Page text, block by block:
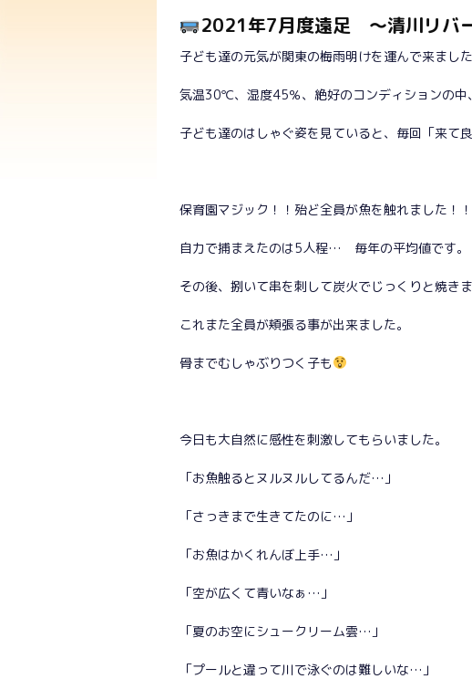
2021年7月度遠足 ～清川リバ
子ども達の元気が関東の梅雨明けを運んで来まし
気温30℃、湿度45％、絶好のコンディションの中
子ども達のはしゃぐ姿を見ていると、毎回「来て
保育園マジック！！殆ど全員が魚を触れました！！
自力で捕まえたのは5人程… 毎年の平均値です。
その後、捌いて串を刺して炭火でじっくりと焼き
これまた全員が頬張る事が出来ました。
骨までむしゃぶりつく子も
今日も大自然に感性を刺激してもらいました。
「お魚触るとヌルヌルしてるんだ…」
「さっきまで生きてたのに…」
「お魚はかくれんぼ上手…」
「空が広くて青いなぁ…」
「夏のお空にシュークリーム雲…」
「プールと違って川で泳ぐのは難しいな…」